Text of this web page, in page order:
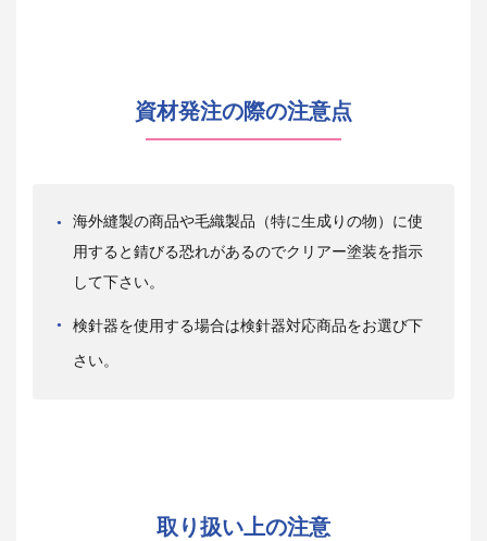
資材発注の際の注意点
海外縫製の商品や毛織製品（特に生成りの物）に使
用すると錆びる恐れがあるのでクリアー塗装を指示
して下さい。
検針器を使用する場合は検針器対応商品をお選び下
さい。
取り扱い上の注意